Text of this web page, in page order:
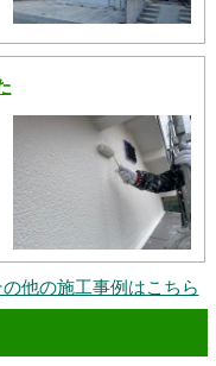
の他の施工事例はこちら